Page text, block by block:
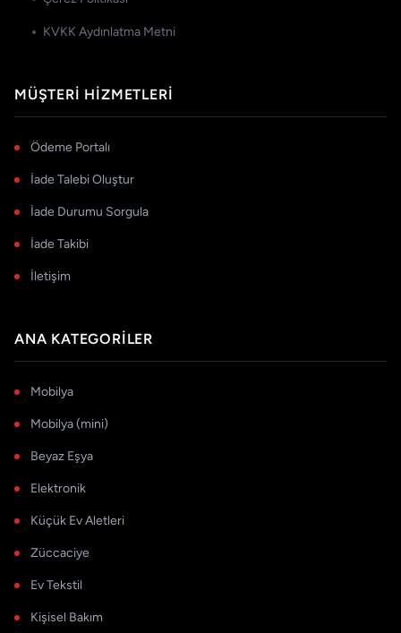
KVKK Aydınlatma Metni
MÜŞTERI HIZMETLERI
Ödeme Portalı
İade Talebi Oluştur
İade Durumu Sorgula
İade Takibi
İletişim
ANA KATEGORILER
Mobilya
Mobilya (mini)
Beyaz Eşya
Elektronik
Küçük Ev Aletleri
Züccaciye
Ev Tekstil
Kişisel Bakım